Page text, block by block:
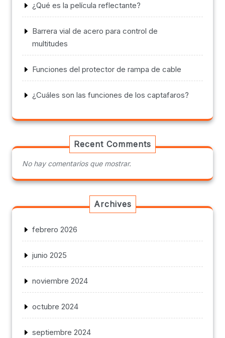
¿Qué es la película reflectante?
Barrera vial de acero para control de
multitudes
Funciones del protector de rampa de cable
¿Cuáles son las funciones de los captafaros?
Recent Comments
No hay comentarios que mostrar.
Archives
febrero 2026
junio 2025
noviembre 2024
octubre 2024
septiembre 2024